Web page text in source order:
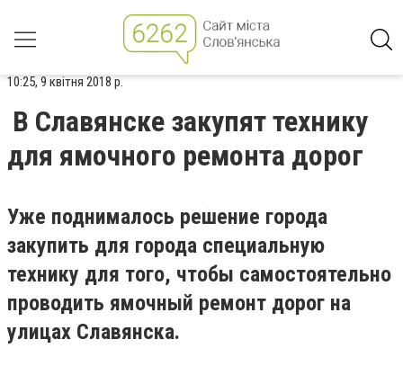
10:25, 9 квітня 2018 р.
В Славянске закупят технику
для ямочного ремонта дорог
Уже поднималось решение города
закупить для города специальную
технику для того, чтобы самостоятельно
проводить ямочный ремонт дорог на
улицах Славянска.